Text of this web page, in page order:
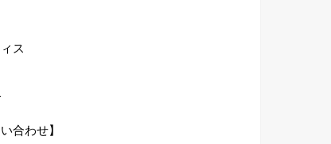
ス
合わせ】